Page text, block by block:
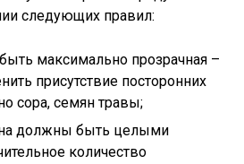
следующих правил:
максимально прозрачная –
присутствие посторонних
сора, семян травы;
должны быть целыми
количество